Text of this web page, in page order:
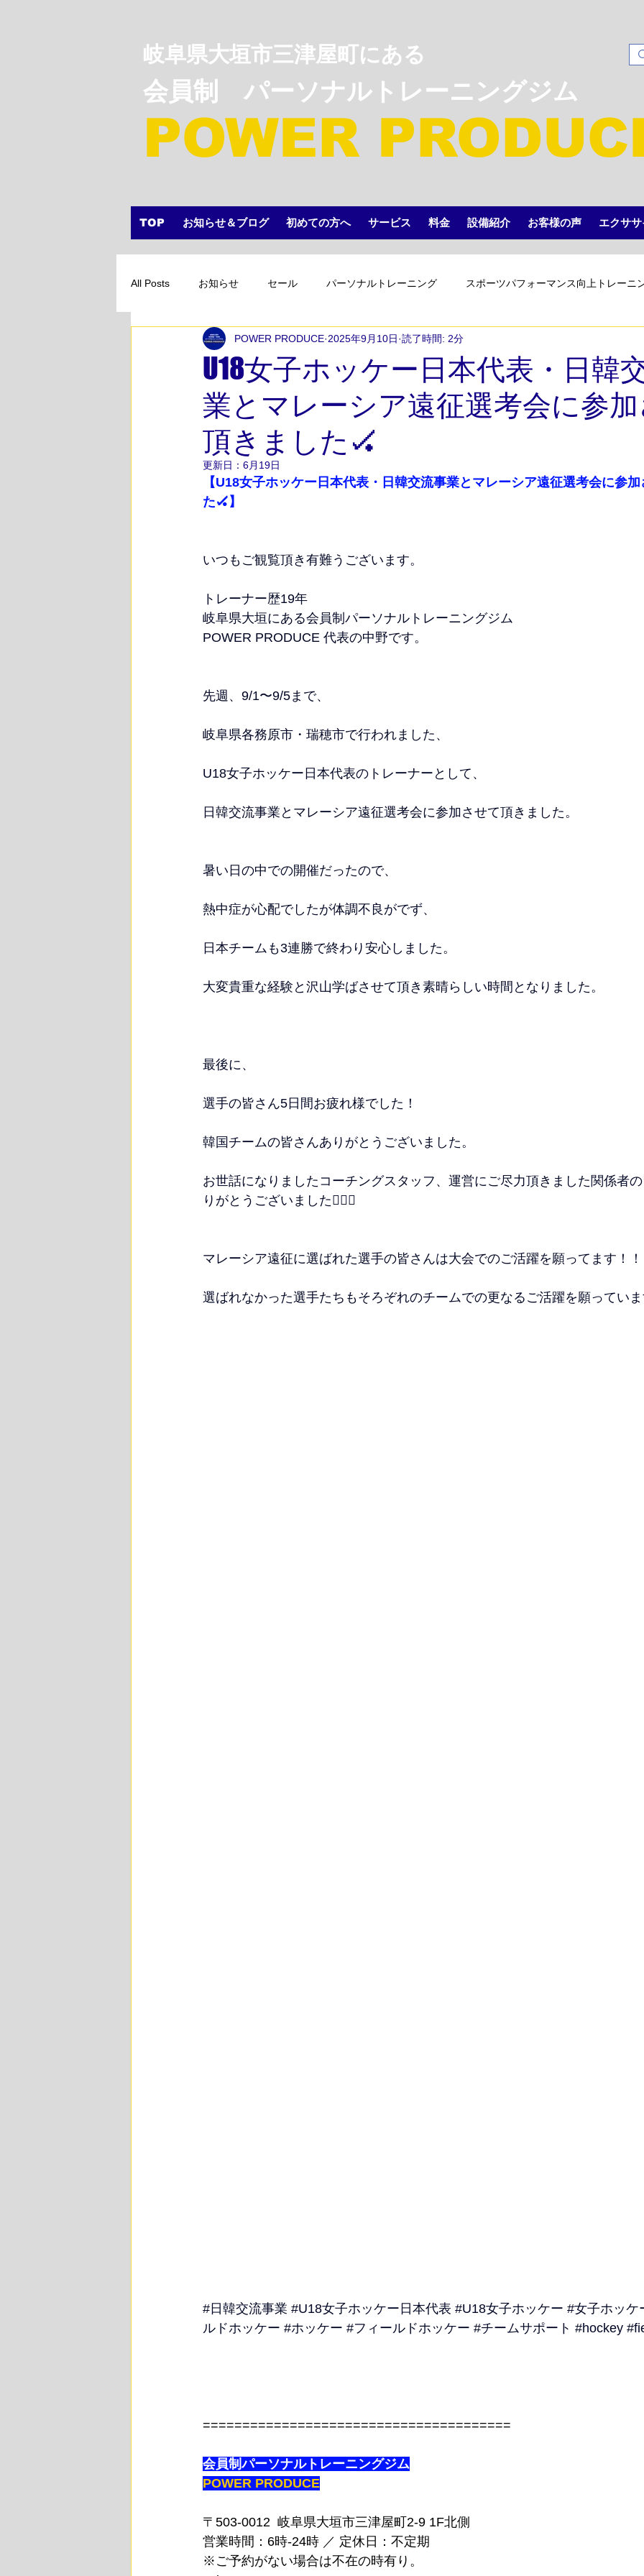
岐阜県大垣市三津屋町にある
会員制 パーソナルトレーニングジム
POWER
TOP お知らせ＆ブログ 初めての方へ サービス 料金 設備紹介 お客様の声 エクサ
All Posts お知らせ セール パーソナルトレーニング スポーツパフォーマンス向上トレーニ
スポーツ競技力向上トレーニング アスリートトレーニング
ボディメイク ペアストレッチ 慢性的な痛み改善 会員様のご活躍 筋トレ初めてでも
筋力アップトレーニング 体力アップトレーニング
下半身エクササイズ 会員様の声
女性が多く通うパーソナルトレーニングジム
U18女子ホッケー日本代表・日韓
業とマレーシア遠征選考会に参
頂きました🏑
POWER PRODUCE 2025年9月10日 読了時間: 2分
更新日： 6月19日
【U18女子ホッケー日本代表・日韓交流事業とマレーシア遠征選考会に参
た🏑】
いつもご観覧頂き有難うございます。
トレーナー歴19年
岐阜県大垣にある会員制パーソナルトレーニングジム
POWER PRODUCE 代表の中野です。
先週、9/1〜9/5まで、
岐阜県各務原市・瑞穂市で行われました、
U18女子ホッケー日本代表のトレーナーとして、
日韓交流事業とマレーシア遠征選考会に参加させて頂きました。
暑い日の中での開催だったので、
熱中症が心配でしたが体調不良がでず、
日本チームも3連勝で終わり安心しました。
大変貴重な経験と沢山学ばさせて頂き素晴らしい時間となりました。
最後に、
選手の皆さん5日間お疲れ様でした！
韓国チームの皆さんありがとうございました。
お世話になりましたコーチングスタッフ、運営にご尽力頂きました関係者
りがとうございました🙇🏻‍♂️
マレーシア遠征に選ばれた選手の皆さんは大会でのご活躍を願ってます！！
選ばれなかった選手たちもそろぞれのチームでの更なるご活躍を願ってい
#日韓交流事業 #U18女子ホッケー日本代表 #U18女子ホッケー #女子ホッケ
ルドホッケー #ホッケー #フィールドホッケー #チームサポート #hockey
=======================================
会員制パーソナルトレーニングジム
POWER PRODUCE
〒503-0012  岐阜県大垣市三津屋町2-9 1F北側
営業時間：6時-24時 ／ 定休日：不定期
※ご予約がない場合は不在の時有り。